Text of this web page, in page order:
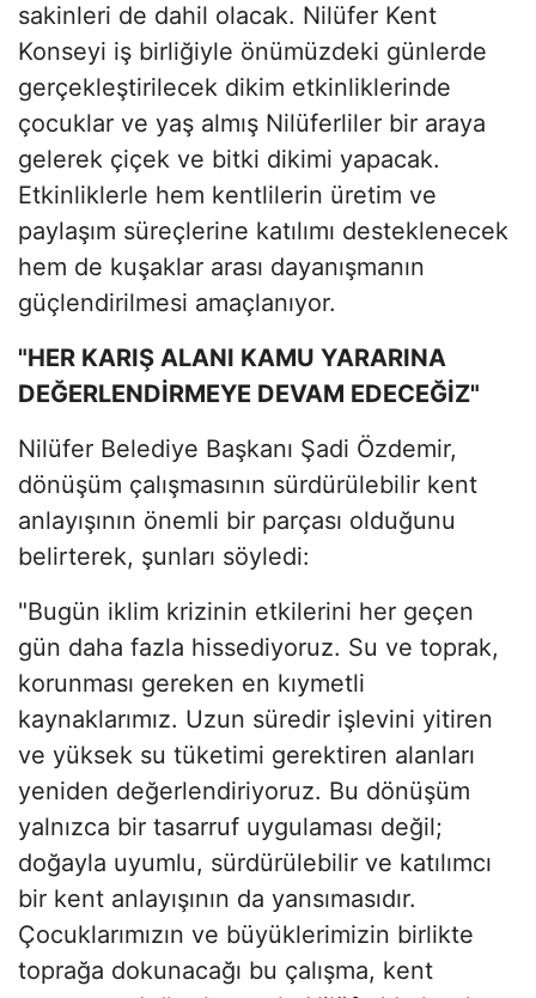
sakinleri de dahil olacak. Nilüfer Kent
Konseyi iş birliğiyle önümüzdeki günlerde
gerçekleştirilecek dikim etkinliklerinde
çocuklar ve yaş almış Nilüferliler bir araya
gelerek çiçek ve bitki dikimi yapacak.
Etkinliklerle hem kentlilerin üretim ve
paylaşım süreçlerine katılımı desteklenecek
hem de kuşaklar arası dayanışmanın
güçlendirilmesi amaçlanıyor.
"HER KARIŞ ALANI KAMU YARARINA
DEĞERLENDİRMEYE DEVAM EDECEĞİZ"
Nilüfer Belediye Başkanı Şadi Özdemir,
dönüşüm çalışmasının sürdürülebilir kent
anlayışının önemli bir parçası olduğunu
belirterek, şunları söyledi:
"Bugün iklim krizinin etkilerini her geçen
gün daha fazla hissediyoruz. Su ve toprak,
korunması gereken en kıymetli
kaynaklarımız. Uzun süredir işlevini yitiren
ve yüksek su tüketimi gerektiren alanları
yeniden değerlendiriyoruz. Bu dönüşüm
yalnızca bir tasarruf uygulaması değil;
doğayla uyumlu, sürdürülebilir ve katılımcı
bir kent anlayışının da yansımasıdır.
Çocuklarımızın ve büyüklerimizin birlikte
toprağa dokunacağı bu çalışma, kent